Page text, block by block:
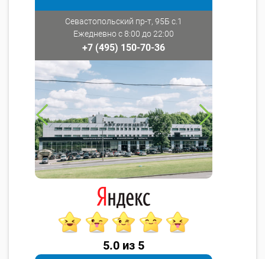
Севастопольский пр-т, 95Б с.1
Ежедневно с 8:00 до 22:00
+7 (495) 150-70-36
5.0 из 5